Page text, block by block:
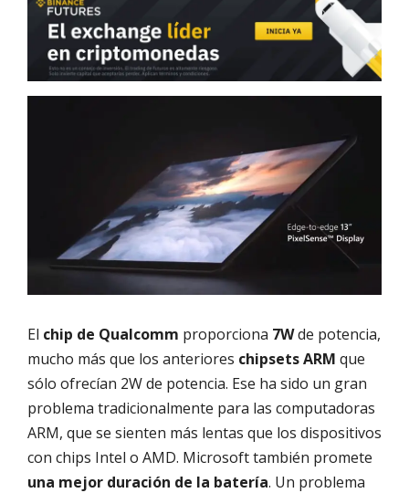
El chip de Qualcomm proporciona 7Wde potencia,
mucho más que los anteriores chipsets ARM que
sólo ofrecían 2W de potencia. Ese ha sido un gran
problema tradicionalmente para las computadoras
ARM, que se sienten más lentas que los dispositivos
con chips Intel o AMD. Microsoft también promete
una mejor duración de la batería. Un problema